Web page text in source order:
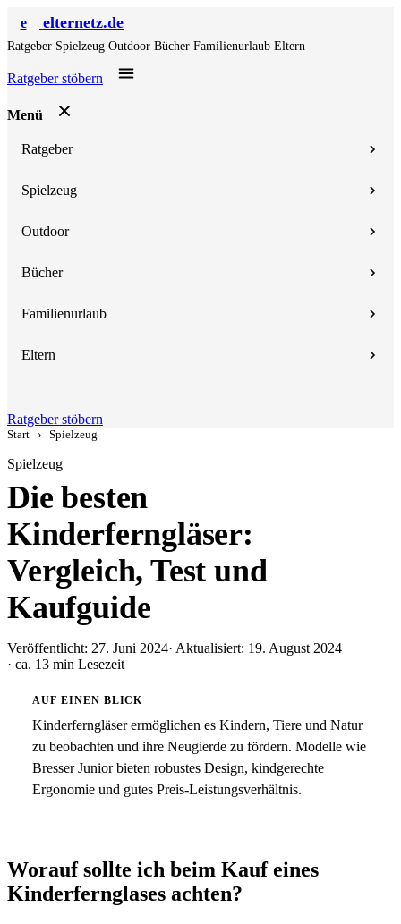
e elternetz.de
Ratgeber Spielzeug Outdoor Bücher Familienurlaub Eltern
Ratgeber stöbern
Menü
Ratgeber
Spielzeug
Outdoor
Bücher
Familienurlaub
Eltern
Ratgeber stöbern
Start › Spielzeug
Spielzeug
Die besten
Kinderferngläser:
Vergleich, Test und
Kaufguide
Veröffentlicht: 27. Juni 2024· Aktualisiert: 19. August 2024
· ca. 13 min Lesezeit
AUF EINEN BLICK
Kinderferngläser ermöglichen es Kindern, Tiere und Natur
zu beobachten und ihre Neugierde zu fördern. Modelle wie
Bresser Junior bieten robustes Design, kindgerechte
Ergonomie und gutes Preis-Leistungsverhältnis.
Worauf sollte ich beim Kauf eines
Kinderfernglases achten?